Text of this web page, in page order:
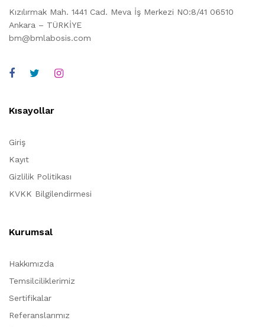
Kızılırmak Mah. 1441 Cad. Meva İş Merkezi NO:8/41 06510
Ankara – TÜRKİYE
bm@bmlabosis.com
Kısayollar
Giriş
Kayıt
Gizlilik Politikası
KVKK Bilgilendirmesi
Kurumsal
Hakkımızda
Temsilciliklerimiz
Sertifikalar
Referanslarımız